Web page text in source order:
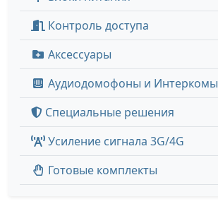
Контроль доступа
Аксессуары
Аудиодомофоны и Интеркомы
Специальные решения
Усиление сигнала 3G/4G
Готовые комплекты